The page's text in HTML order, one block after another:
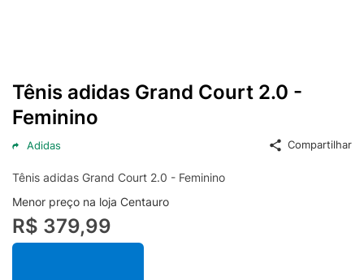
Tênis adidas Grand Court 2.0 -
Feminino
Adidas Compartilhar
Tênis adidas Grand Court 2.0 - Feminino
Menor preço na loja Centauro
R$ 379,99